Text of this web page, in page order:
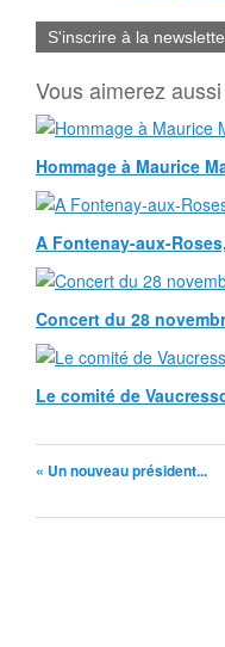
S'inscrire à la
Vous aimerez
Hommage à Maurice
A Fontenay-aux-
Concert du 28
Le comité de
« Un nouveau président...